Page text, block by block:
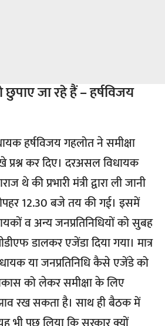
जा रहे हैं – हर्षविजय
हर्षविजय गहलोत ने समीक्षा
प्रश्न कर दिए। दरअसल विधायक
थे की प्रभारी मंत्री द्वारा ली जानी
12.30 बजे तय की गई। इसमें
व अन्य जनप्रतिनिधियों को सुबह
डालकर एजेंडा दिया गया। मात्र
या जनप्रतिनिधि कैसे एजेंडे को
को लेकर समीक्षा के लिए
रख सकता है। साथ ही बैठक में